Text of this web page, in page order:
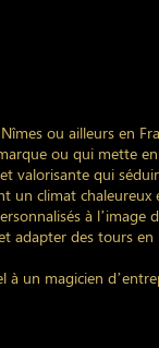
ou ailleurs en
ou qui mette
valorisante qui
un climat chaleureux
à l’image
adapter des tours en
à un magicien